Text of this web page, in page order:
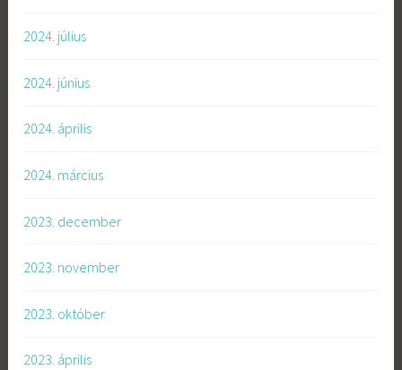
2024. július
2024. június
2024. április
2024. március
2023. december
2023. november
2023. október
2023. április